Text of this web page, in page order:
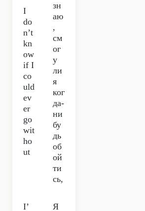
I
do
n’t
kn
ow
if I
co
uld
ev
er
go
wit
ho
ut
зн
аю
,
см
ог
у
ли
я
ког
да-
ни
бу
дь
об
ой
ти
сь,
I’ Я